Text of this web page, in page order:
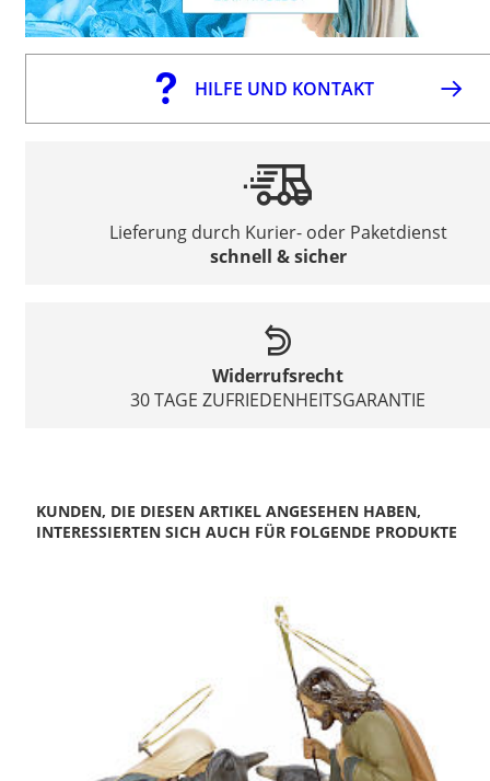
HILFE UND KONTAKT
Lieferung durch Kurier- oder Paketdienst
schnell & sicher
Widerrufsrecht
30 TAGE ZUFRIEDENHEITSGARANTIE
KUNDEN, DIE DIESEN ARTIKEL ANGESEHEN HABEN,
INTERESSIERTEN SICH AUCH FÜR FOLGENDE PRODUKTE